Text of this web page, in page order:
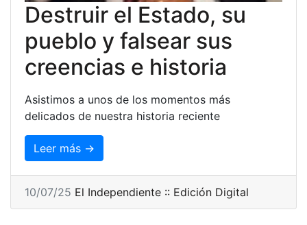
Destruir el Estado, su
pueblo y falsear sus
creencias e historia
Asistimos a unos de los momentos más
delicados de nuestra historia reciente
Leer más →
10/07/25 El Independiente :: Edición Digital